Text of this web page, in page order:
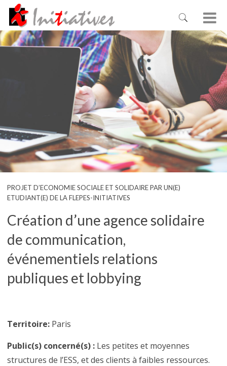
PROJET D’ECONOMIE SOCIALE ET SOLIDAIRE PAR UN(E)
ETUDIANT(E) DE LA FLEPES-INITIATIVES
Création d’une agence solidaire
de communication,
événementiels relations
publiques et lobbying
Territoire: Paris
Public(s) concerné(s) : Les petites et moyennes
structures de l’ESS, et des clients à faibles ressources.